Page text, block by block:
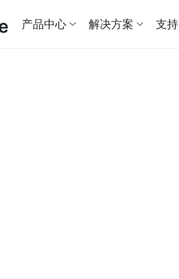
产品中心 解决方案 支持